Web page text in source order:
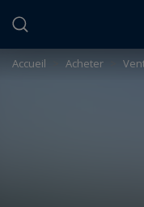
Accueil Acheter